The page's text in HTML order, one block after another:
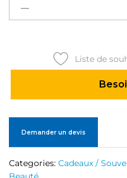
collier
et
quantité
Liste de
Demander un devis
Categories: Cadeaux /